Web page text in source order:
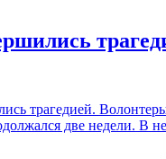
трагедией.
две недели. В